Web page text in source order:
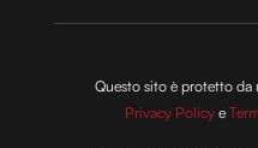
Questo sito è protetto da
Privacy Policy e